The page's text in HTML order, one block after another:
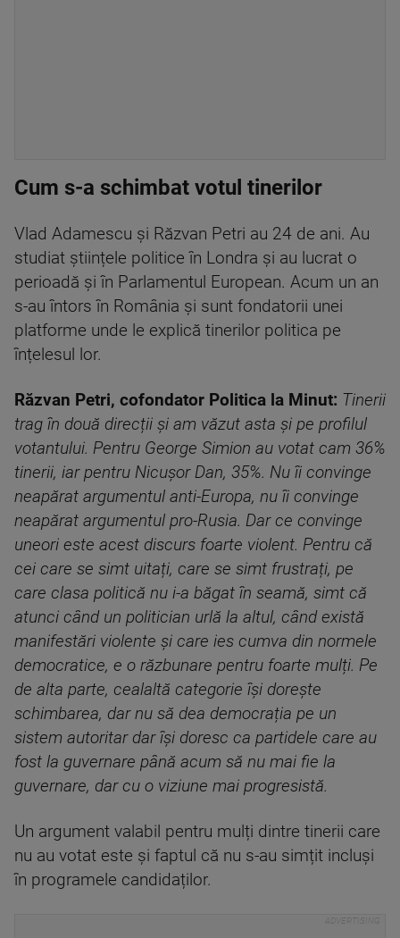
Cum s-a schimbat votul tinerilor
Vlad Adamescu și Răzvan Petri au 24 de ani. Au
studiat științele politice în Londra și au lucrat o
perioadă și în Parlamentul European. Acum un an
s-au întors în România și sunt fondatorii unei
platforme unde le explică tinerilor politica pe
înțelesul lor.
Răzvan Petri, cofondator Politica la Minut: Tinerii
trag în două direcții și am văzut asta și pe profilul
votantului. Pentru George Simion au votat cam 36%
tinerii, iar pentru Nicușor Dan, 35%. Nu îi convinge
neapărat argumentul anti-Europa, nu îi convinge
neapărat argumentul pro-Rusia. Dar ce convinge
uneori este acest discurs foarte violent. Pentru că
cei care se simt uitați, care se simt frustrați, pe
care clasa politică nu i-a băgat în seamă, simt că
atunci când un politician urlă la altul, când există
manifestări violente și care ies cumva din normele
democratice, e o răzbunare pentru foarte mulți. Pe
de alta parte, cealaltă categorie își dorește
schimbarea, dar nu să dea democrația pe un
sistem autoritar dar își doresc ca partidele care au
fost la guvernare până acum să nu mai fie la
guvernare, dar cu o viziune mai progresistă.
Un argument valabil pentru mulți dintre tinerii care
nu au votat este și faptul că nu s-au simțit incluși
în programele candidaților.